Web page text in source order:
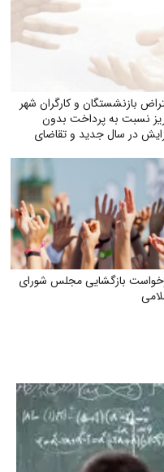
بازنشستگان و کارگران شهر
نسبت به پرداخت بدون
در سال جدید و تقاضای
بازگشایی مجلس شورای